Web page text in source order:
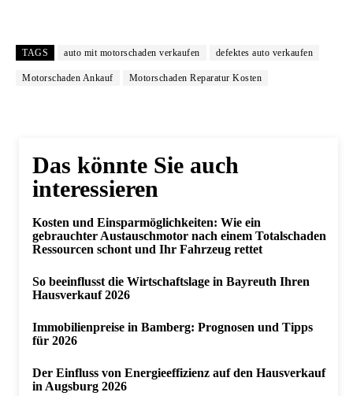
TAGS auto mit motorschaden verkaufen defektes auto verkaufen
Motorschaden Ankauf Motorschaden Reparatur Kosten
Das könnte Sie auch
interessieren
Kosten und Einsparmöglichkeiten: Wie ein
gebrauchter Austauschmotor nach einem Totalschaden
Ressourcen schont und Ihr Fahrzeug rettet
So beeinflusst die Wirtschaftslage in Bayreuth Ihren
Hausverkauf 2026
Immobilienpreise in Bamberg: Prognosen und Tipps
für 2026
Der Einfluss von Energieeffizienz auf den Hausverkauf
in Augsburg 2026